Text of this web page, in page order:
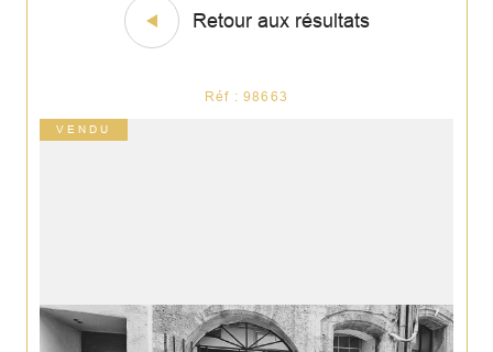
Retour aux résultats
Réf : 98663
VENDU